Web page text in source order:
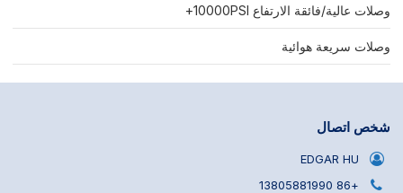
وصلات عالية/فائقة الارتفاع 10000PSI+
وصلات سريعة هوائية
شخص اتصال
EDGAR HU
+86 13805881990